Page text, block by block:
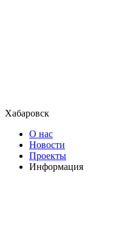
Хабаровск
О нас
Новости
Проекты
Информация